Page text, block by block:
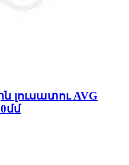
լուսատու AVG